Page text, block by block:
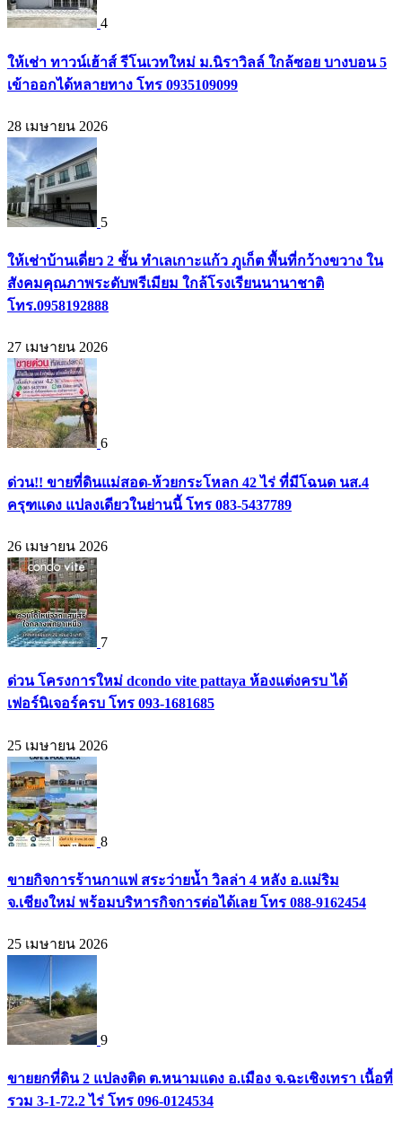
4
ให้เช่า ทาวน์เฮ้าส์ รีโนเวทใหม่ ม.นิราวิลล์ ใกล้ซอย บางบอน 5
เข้าออกได้หลายทาง โทร 0935109099
28 เมษายน 2026
5
ให้เช่าบ้านเดี่ยว 2 ชั้น ทำเลเกาะแก้ว ภูเก็ต พื้นที่กว้างขวาง ใน
สังคมคุณภาพระดับพรีเมียม ใกล้โรงเรียนนานาชาติ
โทร.0958192888
27 เมษายน 2026
6
ด่วน!! ขายที่ดินแม่สอด-ห้วยกระโหลก 42 ไร่ ที่มีโฉนด นส.4
ครุฑแดง แปลงเดียวในย่านนี้ โทร 083-5437789
26 เมษายน 2026
7
ด่วน โครงการใหม่ dcondo vite pattaya ห้องแต่งครบ ได้
เฟอร์นิเจอร์ครบ โทร 093-1681685
25 เมษายน 2026
8
ขายกิจการร้านกาแฟ สระว่ายน้ำ วิลล่า 4 หลัง อ.แม่ริม
จ.เชียงใหม่ พร้อมบริหารกิจการต่อได้เลย โทร 088-9162454
25 เมษายน 2026
9
ขายยกที่ดิน 2 แปลงติด ต.หนามแดง อ.เมือง จ.ฉะเชิงเทรา เนื้อที่
รวม 3-1-72.2 ไร่ โทร 096-0124534